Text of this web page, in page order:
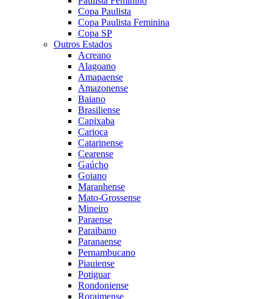
Copa Paulista
Copa Paulista Feminina
Copa SP
Outros Estados
Acreano
Alagoano
Amapaense
Amazonense
Baiano
Brasiliense
Capixaba
Carioca
Catarinense
Cearense
Gaúcho
Goiano
Maranhense
Mato-Grossense
Mineiro
Paraense
Paraibano
Paranaense
Pernambucano
Piauiense
Potiguar
Rondoniense
Roraimense